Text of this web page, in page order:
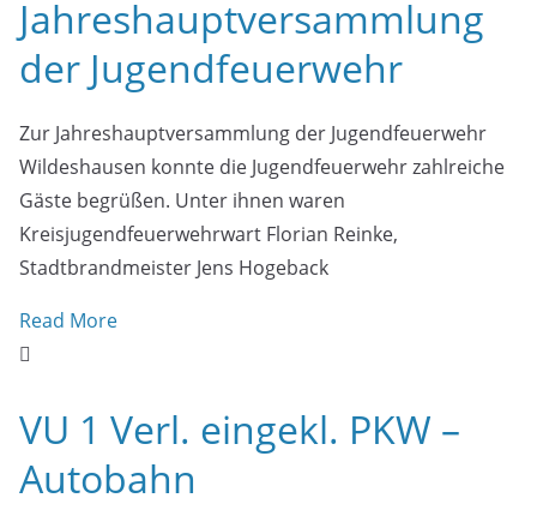
Jahreshauptversammlung
der Jugendfeuerwehr
Zur Jahreshauptversammlung der Jugendfeuerwehr
Wildeshausen konnte die Jugendfeuerwehr zahlreiche
Gäste begrüßen. Unter ihnen waren
Kreisjugendfeuerwehrwart Florian Reinke,
Stadtbrandmeister Jens Hogeback
Read More
VU 1 Verl. eingekl. PKW –
Autobahn